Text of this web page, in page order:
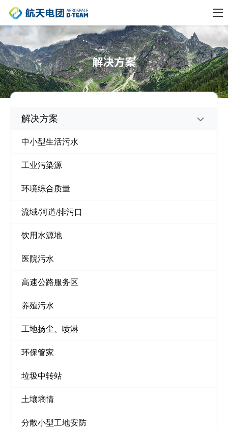
解决方案
中小型生活污水
工业污染源
环境综合质量
流域/河道/排污口
饮用水源地
医院污水
高速公路服务区
养殖污水
工地扬尘、喷淋
环保管家
垃圾中转站
土壤墒情
分散小型工地安防